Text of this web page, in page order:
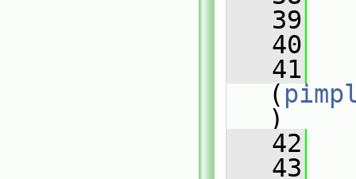
   39
   40
   41
(
)
   42
   43